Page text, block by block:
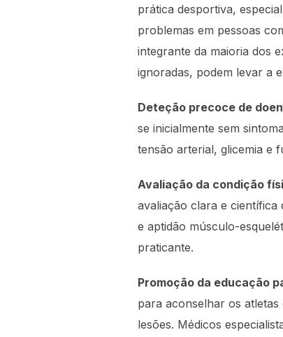
prática desportiva,
problemas em pessoas
integrante da maioria dos
ignoradas, podem levar a
Deteção precoce de
se inicialmente sem
tensão arterial, glicemia e
Avaliação da condição
avaliação clara e
e aptidão músculo-
praticante.
Promoção da educação
para aconselhar os
lesões. Médicos